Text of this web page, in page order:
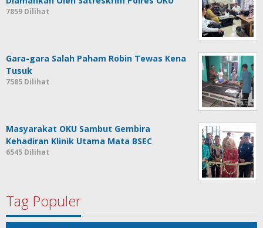
7859 Dilihat
Gara-gara Salah Paham Robin Tewas Kena
Tusuk
7585 Dilihat
Masyarakat OKU Sambut Gembira
Kehadiran Klinik Utama Mata BSEC
6545 Dilihat
Tag Populer